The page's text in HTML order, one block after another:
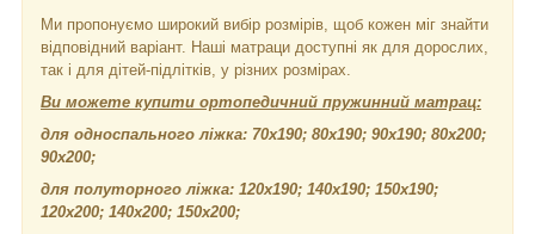
Ми пропонуємо широкий вибір розмірів, щоб кожен міг знайти
відповідний варіант. Наші матраци доступні як для дорослих,
так і для дітей-підлітків, у різних розмірах.
Ви можете купити ортопедичний пружинний матрац:
для односпального ліжка: 70х190; 80х190; 90х190; 80х200;
90х200;
для полуторного ліжка: 120х190; 140х190; 150х190;
120х200; 140х200; 150х200;